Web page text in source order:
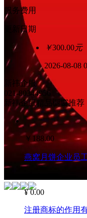
服务费用
更新日期
￥300.00元
2026-08-08
新祎企服
021-80344956
新祎企服精品橱窗推荐
￥ 188.00
燕窝月饼企业员
¥ 0.00
注册商标的作用